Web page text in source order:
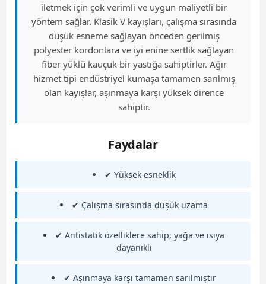
iletmek için çok verimli ve uygun maliyetli bir
yöntem sağlar. Klasik V kayışları, çalışma sırasında
düşük esneme sağlayan önceden gerilmiş
polyester kordonlara ve iyi enine sertlik sağlayan
fiber yüklü kauçuk bir yastığa sahiptirler. Ağır
hizmet tipi endüstriyel kumaşa tamamen sarılmış
olan kayışlar, aşınmaya karşı yüksek dirence
sahiptir.
Faydalar
✔ Yüksek esneklik
✔ Çalışma sırasında düşük uzama
✔ Antistatik özelliklere sahip, yağa ve ısıya
dayanıklı
✔ Aşınmaya karşı tamamen sarılmıştır